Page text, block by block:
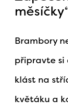
Brambory
připravte si
klást na
květáku a